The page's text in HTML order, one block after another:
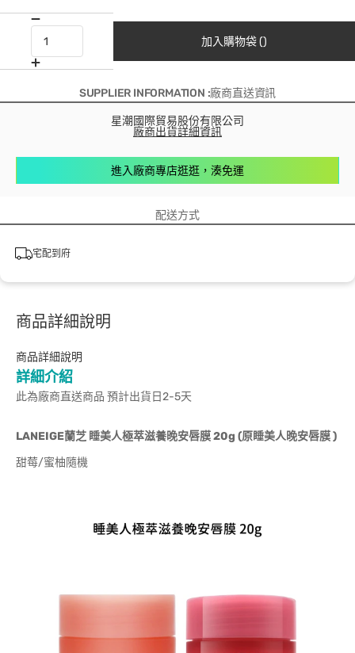
加入購物袋 ()
SUPPLIER INFORMATION :廠商直送資訊
星潮國際貿易股份有限公司
廠商出貨詳細資訊
進入廠商專店逛逛，湊免運
配送方式
宅配到府
商品詳細說明
商品詳細說明
詳細介紹
此為廠商直送商品 預計出貨日2-5天
LANEIGE蘭芝 睡美人極萃滋養晚安唇膜 20g (原睡美人晚安唇膜 )
甜莓/蜜柚隨機